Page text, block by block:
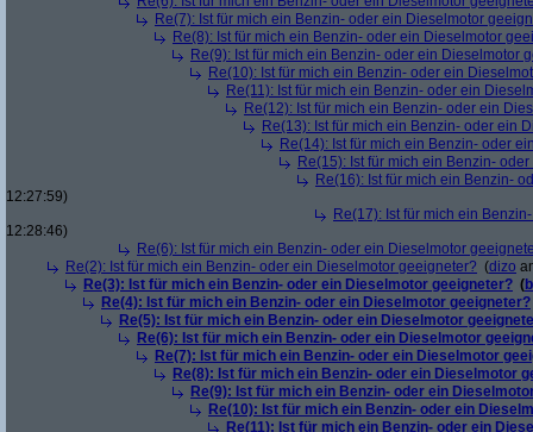
Re(7): Ist für mich ein Benzin- oder ein Dieselmotor
Re(8): Ist für mich ein Benzin- oder ein Dieselmotor
Re(9): Ist für mich ein Benzin- oder ein Dieselmotor
Re(10): Ist für mich ein Benzin- oder ein
Re(11): Ist für mich ein Benzin- oder ein
Re(12): Ist für mich ein Benzin- oder ein
Re(13): Ist für mich ein Benzin- oder ein
Re(14): Ist für mich ein Benzin- oder
Re(15): Ist für mich ein Benzin-
Re(16): Ist für mich ein Benzin-
12:27:59)
Re(17): Ist für mich ein
12:28:46)
Re(6): Ist für mich ein Benzin- oder ein Dieselmotor
Re(2): Ist für mich ein Benzin- oder ein Dieselmotor geeigneter? (dizo
Re(3): Ist für mich ein Benzin- oder ein Dieselmotor geeigneter? (
Re(4): Ist für mich ein Benzin- oder ein Dieselmotor geeigneter?
Re(5): Ist für mich ein Benzin- oder ein Dieselmotor
Re(6): Ist für mich ein Benzin- oder ein Dieselmotor
Re(7): Ist für mich ein Benzin- oder ein Dieselmotor
Re(8): Ist für mich ein Benzin- oder ein Dieselmotor
Re(9): Ist für mich ein Benzin- oder ein
Re(10): Ist für mich ein Benzin- oder ein
Re(11): Ist für mich ein Benzin- oder ein